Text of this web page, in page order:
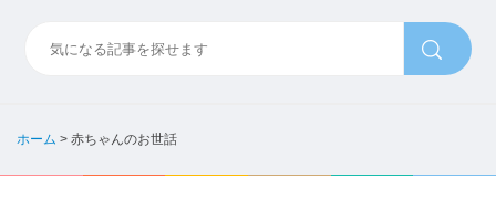
ホーム > 赤ちゃんのお世話